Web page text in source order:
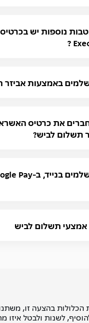
באמצעות אביזר
את כרטיס
תשלום לביש?
אמצעי תשלום לביש
לשנות ולבטל איזו